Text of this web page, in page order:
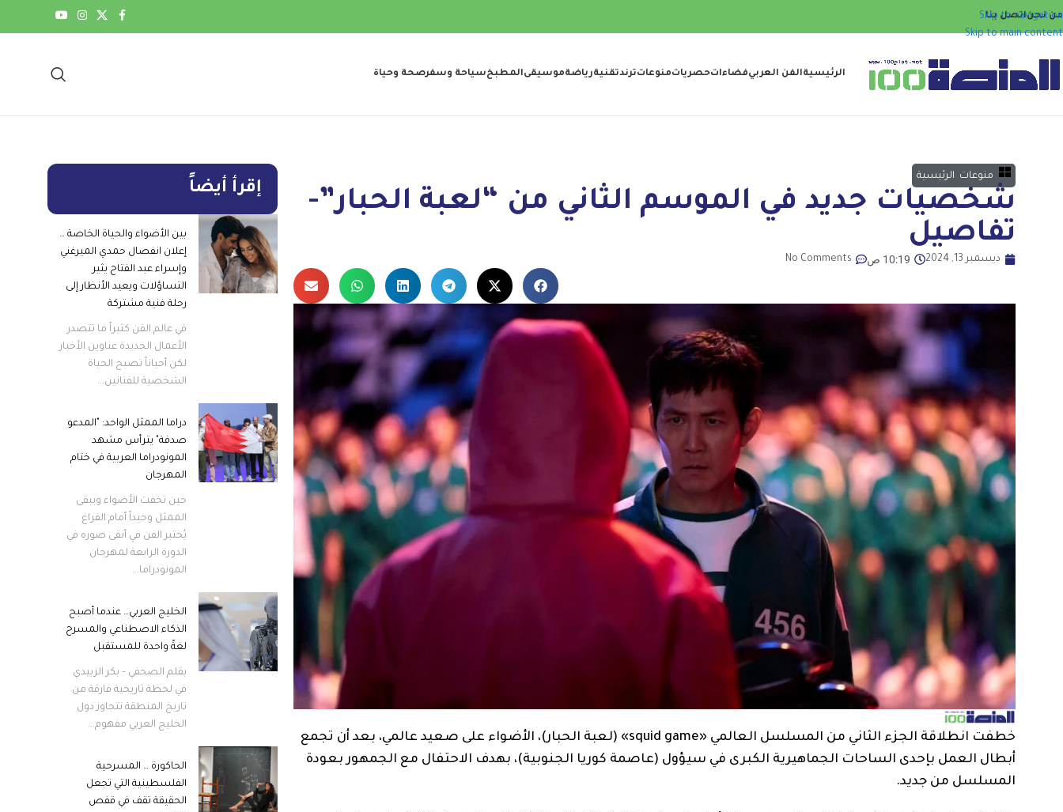
Skip to navigation
Skip to main content
من نحناتصل بنا
الرئيسيةالفن العربيفضاءاتحصرياتمنوعاتترندتقنيةرياضةموسيقىالمطبخسياحة وسفرصحة وحياة
منوعات الرئيسية
شخصيات جديد في الموسم الثاني من “لعبة الحبار”-
تفاصيل
ديسمبر 13, 2024 10:19 ص No Comments
خطفت انطلاقة الجزء الثاني من المسلسل العالمي «squid game» (لعبة الحبار)، الأضواء على صعيد عالمي، بعد أن تجمع
أبطال العمل بإحدى الساحات الجماهيرية الكبرى في سيؤول (عاصمة كوريا الجنوبية)، بهدف الاحتفال مع الجمهور بعودة
المسلسل من جديد.
إقرأ أيضاً
بين الأضواء والحياة الخاصة …
إعلان انفصال حمدي الميرغني
وإسراء عبد الفتاح يثير
التساؤلات ويعيد الأنظار إلى
رحلة فنية مشتركة
في عالم الفن كثيراً ما تتصدر
الأعمال الجديدة عناوين الأخبار
لكن أحياناً تصبح الحياة
الشخصية للفنانين...
دراما الممثل الواحد: "المدعو
صدفة" يترأس مشهد
المونودراما العربية في ختام
المهرجان
حين تخفت الأضواء ويبقى
الممثل وحيداً أمام الفراغ
يُختبر الفن في أنقى صوره في
الدورة الرابعة لمهرجان
المونودراما...
الخليج العربي… عندما أصبح
الذكاء الاصطناعي والمسرح
لغةً واحدة للمستقبل
بقلم الصحفي – بكر الزبيدي
في لحظة تاريخية فارقة من
تاريخ المنطقة تتجاوز دول
الخليج العربي مفهوم...
الحاكورة … المسرحية
الفلسطينية التي تجعل
الحقيقة تقف في قفص